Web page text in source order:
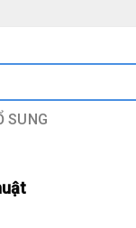
SUNG